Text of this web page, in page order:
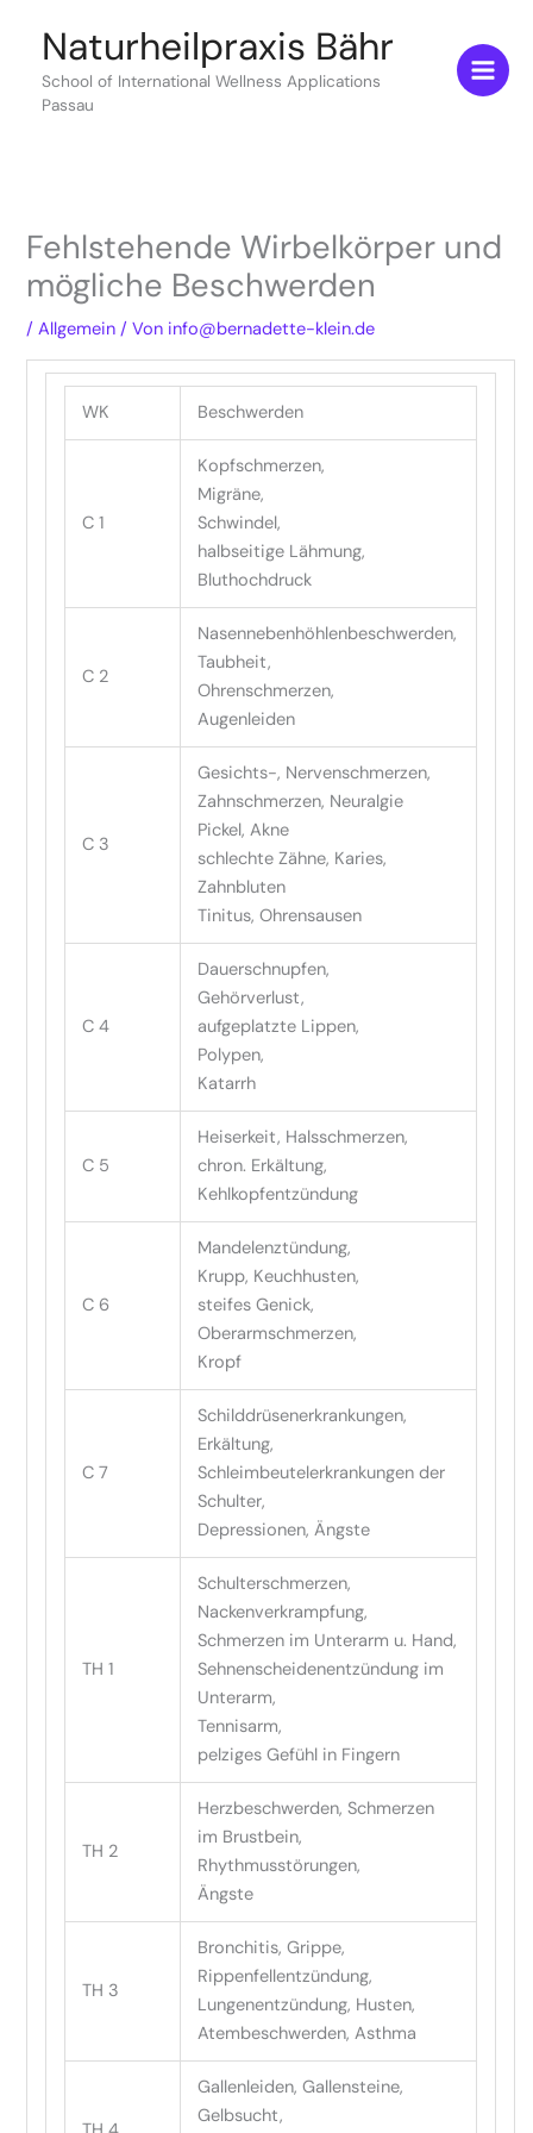
springenNaturheilpraxis Bähr
School of International Wellness Applications
Passau
Fehlstehende Wirbelkörper und
mögliche Beschwerden
/Allgemein / Von info@bernadette-klein.de
WK Beschwerden
C 1
Kopfschmerzen,
Migräne,
Schwindel,
halbseitige Lähmung,
Bluthochdruck
C 2
Nasennebenhöhlenbeschwerden,
Taubheit,
Ohrenschmerzen,
Augenleiden
C 3
Gesichts-, Nervenschmerzen,
Zahnschmerzen, Neuralgie
Pickel, Akne
schlechte Zähne, Karies,
Zahnbluten
Tinitus, Ohrensausen
C 4
Dauerschnupfen,
Gehörverlust,
aufgeplatzte Lippen,
Polypen,
Katarrh
C 5
Heiserkeit, Halsschmerzen,
chron. Erkältung,
Kehlkopfentzündung
C 6
Mandelenztündung,
Krupp, Keuchhusten,
steifes Genick,
Oberarmschmerzen,
Kropf
C 7
Schilddrüsenerkrankungen,
Erkältung,
Schleimbeutelerkrankungen der
Schulter,
Depressionen, Ängste
TH 1
Schulterschmerzen,
Nackenverkrampfung,
Schmerzen im Unterarm u. Hand,
Sehnenscheidenentzündung im
Unterarm,
Tennisarm,
pelziges Gefühl in Fingern
TH 2
Herzbeschwerden, Schmerzen
im Brustbein,
Rhythmusstörungen,
Ängste
TH 3
Bronchitis, Grippe,
Rippenfellentzündung,
Lungenentzündung, Husten,
Atembeschwerden, Asthma
Gallenleiden, Gallensteine,
Gelbsucht,